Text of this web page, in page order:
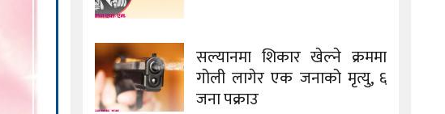
सल्यानमा शिकार खेल्ने क्रममा
गोली लागेर एक जनाको मृत्यु, ६
जना पक्राउ